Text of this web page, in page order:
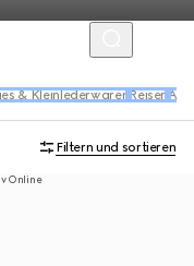
& Kleinlederwaren Reisen
Filtern und sortieren
Online